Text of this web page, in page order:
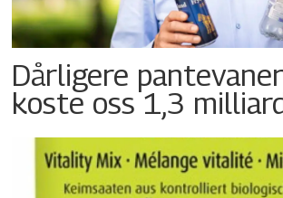
Dårligere
koste oss 1,3